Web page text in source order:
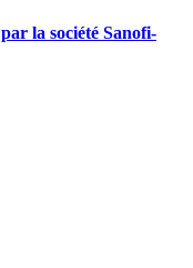
la société Sanofi-